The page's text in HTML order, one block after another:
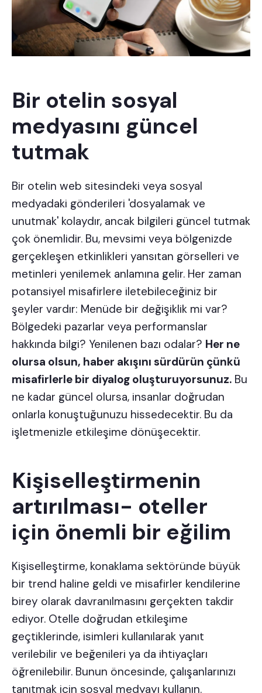
Bir otelin sosyal
medyasını güncel
tutmak
Bir otelin web sitesindeki veya sosyal
medyadaki gönderileri 'dosyalamak ve
unutmak' kolaydır, ancak bilgileri güncel tutmak
çok önemlidir. Bu, mevsimi veya bölgenizde
gerçekleşen etkinlikleri yansıtan görselleri ve
metinleri yenilemek anlamına gelir. Her zaman
potansiyel misafirlere iletebileceğiniz bir
şeyler vardır: Menüde bir değişiklik mi var?
Bölgedeki pazarlar veya performanslar
hakkında bilgi? Yenilenen bazı odalar? Her ne
olursa olsun, haber akışını sürdürün çünkü
misafirlerle bir diyalog oluşturuyorsunuz. Bu
ne kadar güncel olursa, insanlar doğrudan
onlarla konuştuğunuzu hissedecektir. Bu da
işletmenizle etkileşime dönüşecektir.
Kişiselleştirmenin
artırılması- oteller
için önemli bir eğilim
Kişiselleştirme, konaklama sektöründe büyük
bir trend haline geldi ve misafirler kendilerine
birey olarak davranılmasını gerçekten takdir
ediyor. Otelle doğrudan etkileşime
geçtiklerinde, isimleri kullanılarak yanıt
verilebilir ve beğenileri ya da ihtiyaçları
öğrenilebilir. Bunun öncesinde, çalışanlarınızı
tanıtmak için sosyal medyayı kullanın.